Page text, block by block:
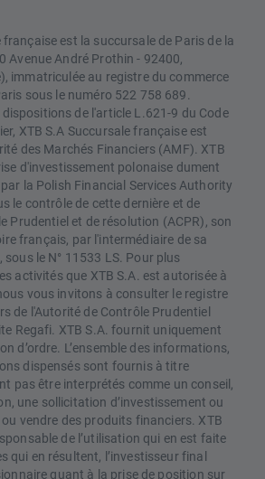
française est la succursale de Paris de la
Avenue André Prothin - 92400,
immatriculée au registre du commerce
sous le numéro 522 758 689.
de l'article L.621-9 du Code
XTB S.A Succursale française est
des Marchés Financiers (AMF). XTB
d'investissement polonaise dument
la Polish Financial Services Authority
le contrôle de cette dernière et de
Prudentiel et de résolution (ACPR), son
français, par l'intermédiaire de sa
le N° 11533 LS. Pour plus
activités que XTB S.A. est autorisée à
vous invitons à consulter le registre
de l'Autorité de Contrôle Prudentiel
Regafi. XTB S.A. fournit uniquement
d’ordre. L’ensemble des informations,
dispensés sont fournis à titre
pas être interprétés comme un conseil,
une sollicitation d’investissement ou
vendre des produits financiers. XTB
de l’utilisation qui en est faite
qui en résultent, l’investisseur final
quant à la prise de position sur